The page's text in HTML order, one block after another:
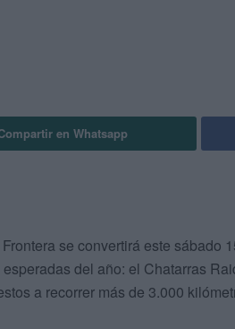
en Whatsapp
se convertirá este sábado
del año: el Chatarras
a recorrer más de 3.000